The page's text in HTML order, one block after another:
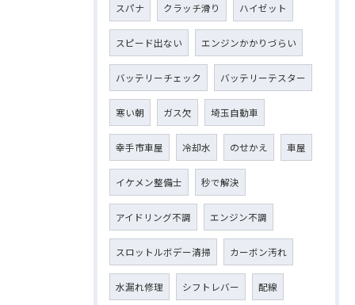
スパナ クラッチ滑り ハイゼット
スピード出ない エンジンかかりづらい
バッテリーチェック バッテリーテスター
寒い朝 ガス欠 埼玉自動車
幸手市車屋 冷却水 のせかえ 車屋
イケメン整備士 秒で解決
アイドリング不調 エンジン不調
スロットルボデー清掃 カーボン汚れ
水漏れ修理 シフトレバー 配線